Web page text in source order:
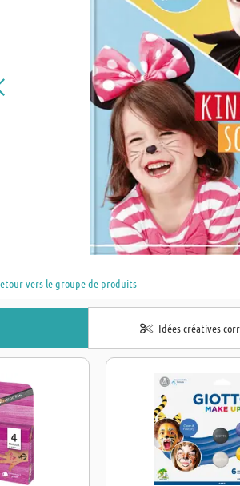
vers le groupe de produits
Idées créatives